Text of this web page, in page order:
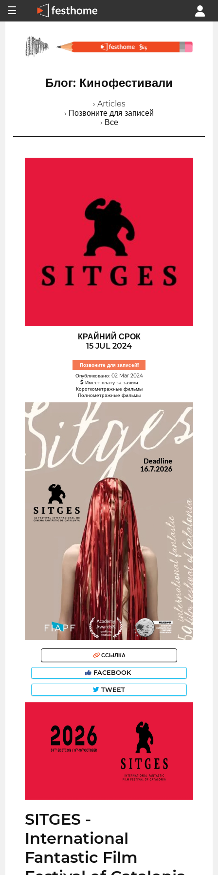
Блог: Кинофестивали
› Articles
› Позвоните для записей
› Все
КРАЙНИЙ СРОК
15 JUL 2024
Позвоните для записей!
Опубликовано: 02 Mar 2024
Имеет плату за заявки
Короткометражные фильмы
Полнометражные фильмы
ССЫЛКА
FACEBOOK
TWEET
SITGES -
International
Fantastic Film